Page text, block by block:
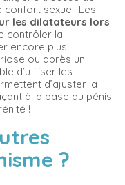
confort sexuel. Les
les dilatateurs lors
contrôler la
encore plus
ou après un
d’utiliser les
d’ajuster la
à la base du pénis.
!
?